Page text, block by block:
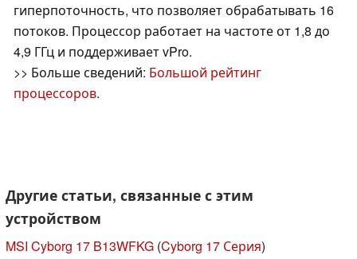
гиперпоточность, что позволяет обрабатывать 16
потоков. Процессор работает на частоте от 1,8 до
4,9 ГГц и поддерживает vPro.
>> Больше сведений: Большой рейтинг
процессоров.
Другие статьи, связанные с этим
устройством
MSI Cyborg 17 B13WFKG (Cyborg 17 Серия)